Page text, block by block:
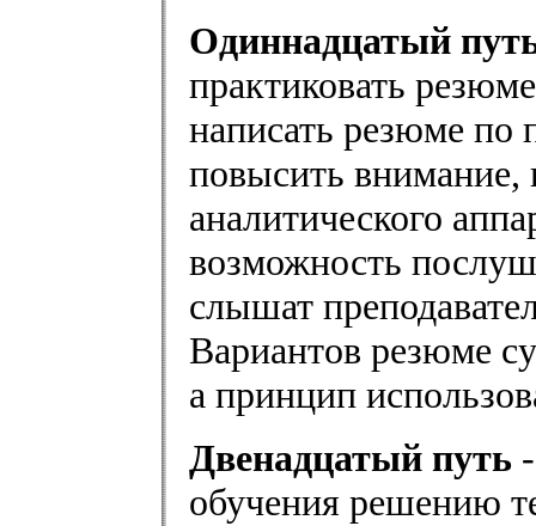
Одиннадцатый
практиковать
написать резюме
повысить внимание,
аналитического
возможность
слышат
Вариантов резюме
а принцип
Двенадцатый путь
обучения решению